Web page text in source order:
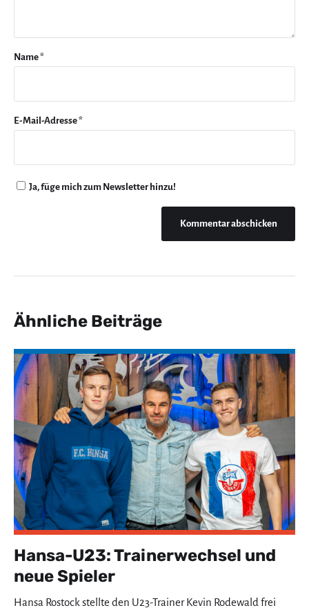
Name*
E-Mail-Adresse*
Ja, füge mich zum Newsletter hinzu!
Ähnliche Beiträge
Hansa-U23: Trainerwechsel und
neue Spieler
Hansa Rostock stellte den U23-Trainer Kevin Rodewald frei